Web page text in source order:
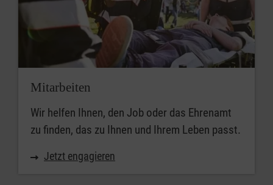
Mitarbeiten
Wir helfen Ihnen, den Job oder das Ehrenamt
zu finden, das zu Ihnen und Ihrem Leben passt.
Jetzt engagieren